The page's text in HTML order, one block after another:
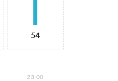
54
23:00